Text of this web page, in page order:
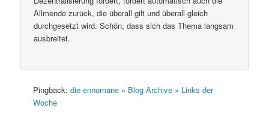
Allmende zurück, die überall gilt und überall gleich
durchgesetzt wird. Schön, dass sich das Thema langsam
ausbreitet.
Pingback:die ennomane » Blog Archive » Links der
Woche